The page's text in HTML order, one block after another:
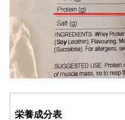
栄養成分表